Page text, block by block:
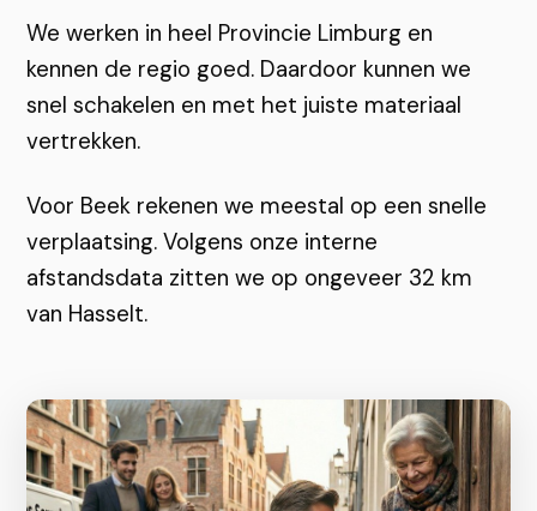
We werken in heel Provincie Limburg en
kennen de regio goed. Daardoor kunnen we
snel schakelen en met het juiste materiaal
vertrekken.
Voor Beek rekenen we meestal op een snelle
verplaatsing. Volgens onze interne
afstandsdata zitten we op ongeveer 32 km
van Hasselt.